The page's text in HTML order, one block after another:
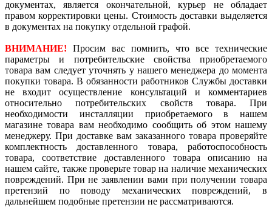
документах, является окончательной, курьер не обладает
правом корректировки цены. Стоимость доставки выделяется
в документах на покупку отдельной графой.
ВНИМАНИЕ! Просим вас помнить, что все технические
параметры и потребительские свойства приобретаемого
товара вам следует уточнять у нашего менеджера до момента
покупки товара. В обязанности работников Службы доставки
не входит осуществление консультаций и комментариев
относительно потребительских свойств товара. При
необходимости инсталляции приобретаемого в нашем
магазине товара вам необходимо сообщить об этом нашему
менеджеру. При доставке вам заказанного товара проверяйте
комплектность доставленного товара, работоспособность
товара, соответствие доставленного товара описанию на
нашем сайте, также проверьте товар на наличие механических
повреждений. При не заявлении вами при получении товара
претензий по поводу механических повреждений, в
дальнейшем подобные претензии не рассматриваются.